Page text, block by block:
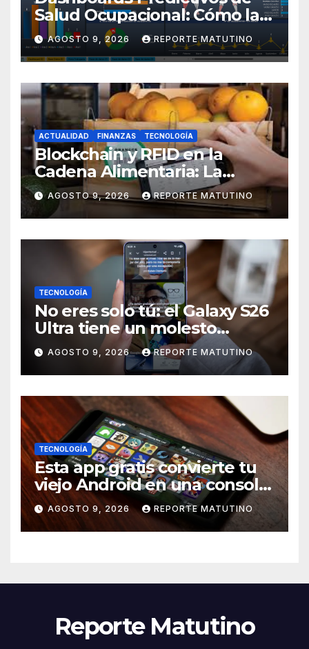
Salud Ocupacional: Cómo la
IA Anticipa el Ausentismo
Laboral en 2026 por Sol María
Sthormes Bolívar
AGOSTO 9, 2026 REPORTE MATUTINO
ACTUALIDAD FINANZAS TECNOLOGÍA
Blockchain y RFID en la
Cadena Alimentaria: La
Trazabilidad Total que Exige
el Consumidor Actual por
Santiago Uzcátegui Pinto
AGOSTO 9, 2026 REPORTE MATUTINO
TECNOLOGÍA
No eres solo tú: el Galaxy S26
Ultra tiene un molesto
problema en la pantalla, pero
una solución está en camino
AGOSTO 9, 2026 REPORTE MATUTINO
TECNOLOGÍA
Esta app gratis convierte tu
viejo Android en una consola
retro de videojuegos
AGOSTO 9, 2026 REPORTE MATUTINO
Reporte Matutino